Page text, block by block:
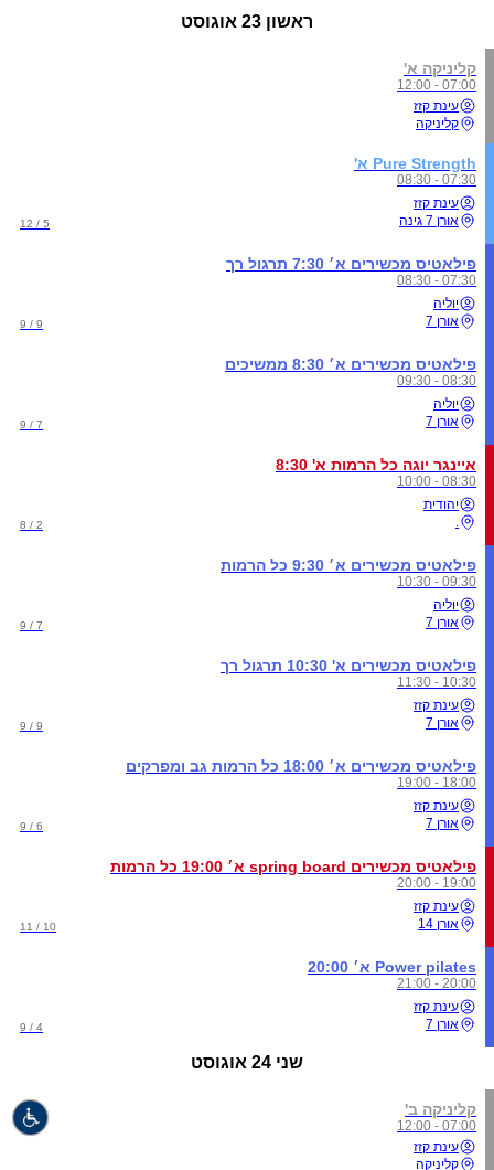
ראשון 23 אוגוסט
קליניקה א'
07:00 - 12:00
עינת קזז
קליניקה
Pure Strength א'
07:30 - 08:30
עינת קזז
אורן 7 גינה
5 / 12
פילאטיס מכשירים א׳ 7:30 תרגול רך
07:30 - 08:30
יוליה
אורן 7
9 / 9
פילאטיס מכשירים א׳ 8:30 ממשיכים
08:30 - 09:30
יוליה
אורן 7
7 / 9
איינגר יוגה כל הרמות א' 8:30
08:30 - 10:00
יהודית
.
2 / 8
פילאטיס מכשירים א׳ 9:30 כל הרמות
09:30 - 10:30
יוליה
אורן 7
7 / 9
פילאטיס מכשירים א' 10:30 תרגול רך
10:30 - 11:30
עינת קזז
אורן 7
9 / 9
פילאטיס מכשירים א׳ 18:00 כל הרמות גב ומפרקים
18:00 - 19:00
עינת קזז
אורן 7
6 / 9
פילאטיס מכשירים spring board א׳ 19:00 כל הרמות
19:00 - 20:00
עינת קזז
אורן 14
10 / 11
Power pilates א׳ 20:00
20:00 - 21:00
עינת קזז
אורן 7
4 / 9
שני 24 אוגוסט
קליניקה ב'
07:00 - 12:00
עינת קזז
קליניקה